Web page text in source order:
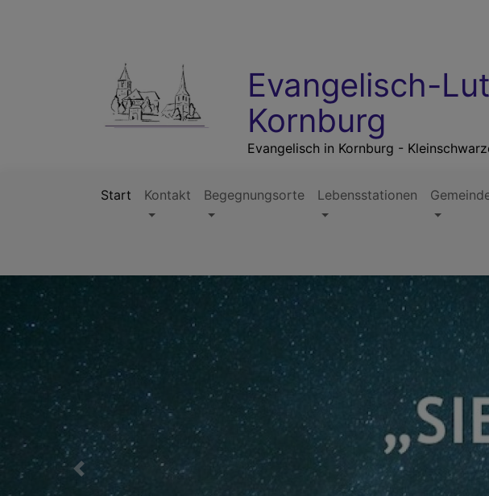
Evangelisch-
Kornburg
Evangelisch in Kornburg -
Start Kontakt Begegnungsorte Lebensstationen
Previous